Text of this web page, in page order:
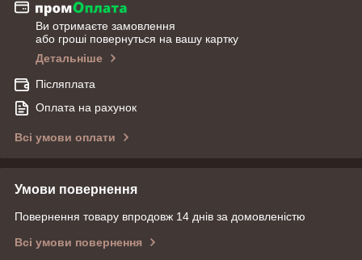
Ви отримаєте замовлення
або гроші повернуться на вашу картку
Детальніше
Післяплата
Оплата на рахунок
Всі умови оплати
Умови повернення
Повернення товару впродовж 14 днів за домовленістю
Всі умови повернення